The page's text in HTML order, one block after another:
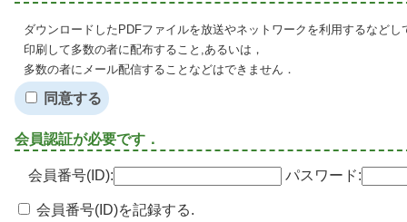
ダウンロードしたPDFファイルを放送やネットワークを利用するなど
印刷して多数の者に配布すること,あるいは，
多数の者にメール配信することなどはできません．
同意する
会員認証が必要です．
会員番号(ID): パスワード:
会員番号(ID)を記録する.